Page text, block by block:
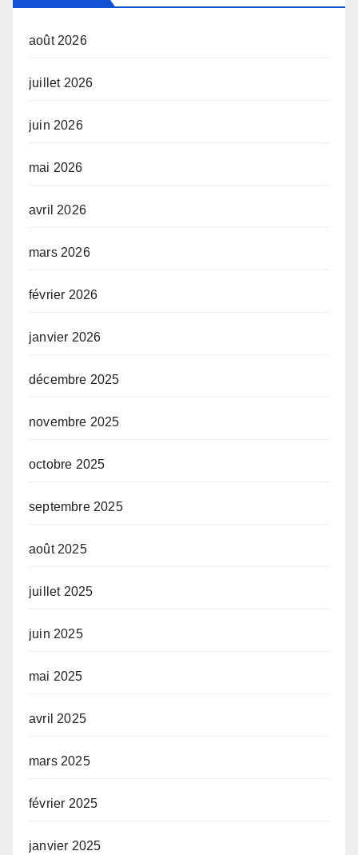
août 2026
juillet 2026
juin 2026
mai 2026
avril 2026
mars 2026
février 2026
janvier 2026
décembre 2025
novembre 2025
octobre 2025
septembre 2025
août 2025
juillet 2025
juin 2025
mai 2025
avril 2025
mars 2025
février 2025
janvier 2025